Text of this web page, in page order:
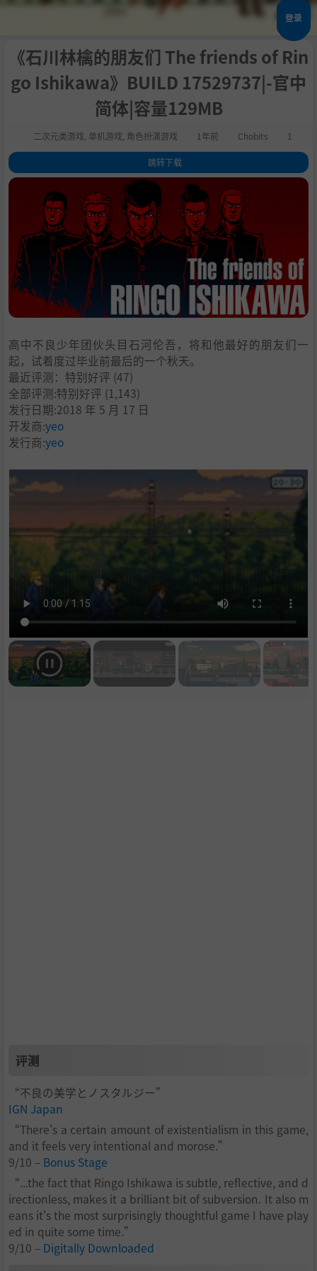
登录
《石川林檎的朋友们 The friends of Rin
go Ishikawa》BUILD 17529737|-官中
简体|容量129MB
二次元类游戏 单机游戏 角色扮演游戏 1年前 Chobits 1
跳转下载
1.评测
关于这款游戏
系统需求
4.支持作者
5.学习
高中不良少年团伙头目石河伦吾，将和他最好的朋友们一
起，试着度过毕业前最后的一个秋天。
最近评测： 特别好评 (47)
全部评测:特别好评 (1,143)
发行日期:2018 年 5 月 17 日
开发商:yeo
发行商:yeo
评测
“不良の美学とノスタルジー”
IGN Japan
“There's a certain amount of existentialism in this game,
and it feels very intentional and morose.”
9/10 – Bonus Stage
“...the fact that Ringo Ishikawa is subtle, reflective, and d
irectionless, makes it a brilliant bit of subversion. It also m
eans it's the most surprisingly thoughtful game I have play
ed in quite some time.”
9/10 – Digitally Downloaded